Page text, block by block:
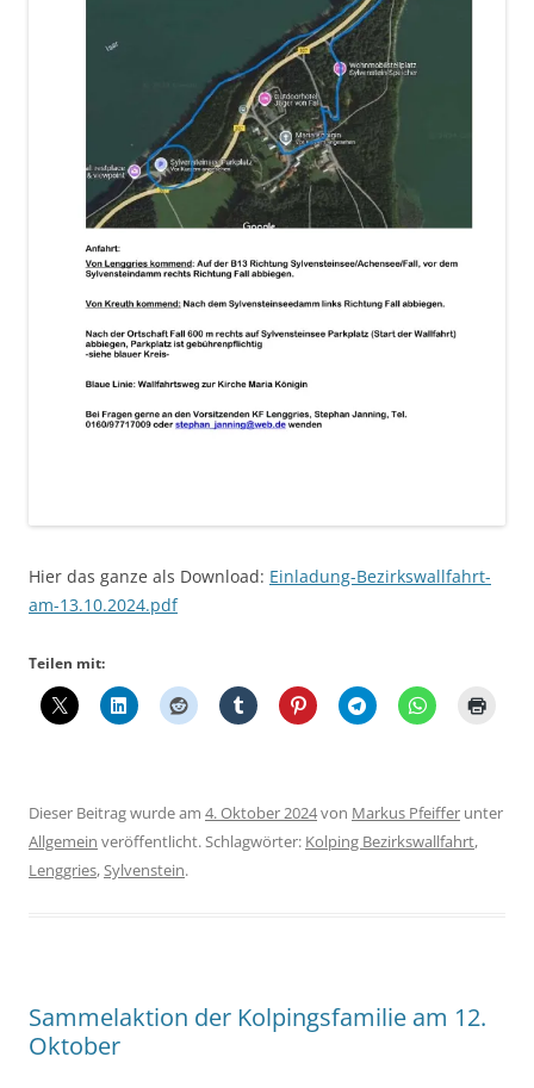
Hier das ganze als Download: Einladung-Bezirkswallfahrt-
am-13.10.2024.pdf
Teilen mit:
Dieser Beitrag wurde am 4. Oktober 2024von Markus Pfeiffer unter
Allgemein veröffentlicht. Schlagwörter: Kolping Bezirkswallfahrt,
Lenggries,Sylvenstein.
Sammelaktion der Kolpingsfamilie am 12.
Oktober